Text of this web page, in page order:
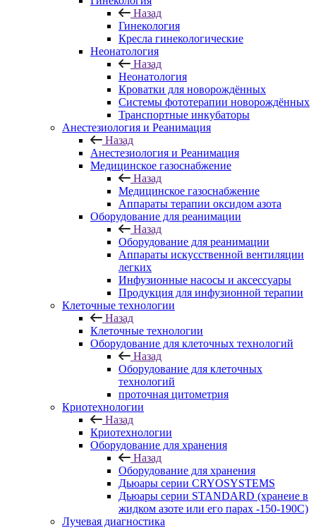
Назад
Гинекология
Кресла гинекологические
Неонатология
Назад
Неонатология
Кроватки для новорождённых
Системы фототерапии новорождённых
Транспортные инкубаторы
Анестезиология и Реанимация
Назад
Анестезиология и Реанимация
Медицинское газоснабжение
Назад
Медицинское газоснабжение
Аппараты терапии оксидом азота
Оборудование для реанимации
Назад
Оборудование для реанимации
Аппараты искусственной вентиляции
легких
Инфузионные насосы и аксессуары
Продукция для инфузионной терапии
Клеточные технологии
Назад
Клеточные технологии
Оборудование для клеточных технологий
Назад
Оборудование для клеточных
технологий
проточная цитометрия
Криотехнологии
Назад
Криотехнологии
Оборудование для хранения
Назад
Оборудование для хранения
Дьюары серии CRYOSYSTEMS
Дьюары серии STANDARD (хранеие в
жидком азоте или его парах -150-190С)
Лучевая диагностика